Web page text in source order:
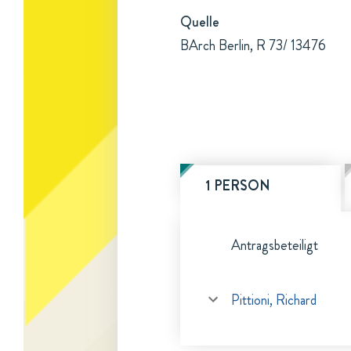
Quelle
BArch Berlin, R 73/ 13476
1 PERSON
Antragsbeteiligt
Pittioni, Richard